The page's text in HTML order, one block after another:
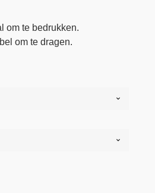
om te bedrukken.
om te dragen.